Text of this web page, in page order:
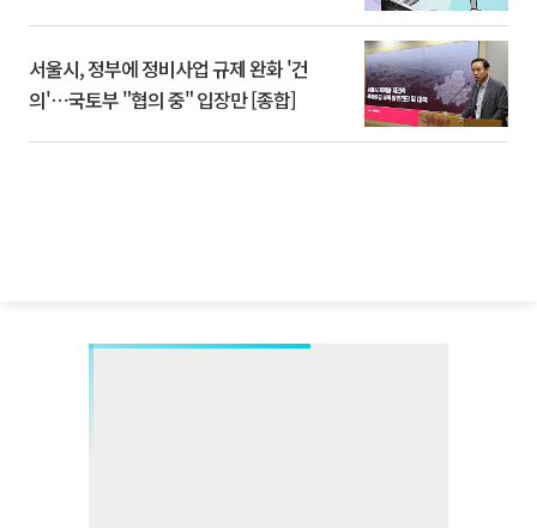
서울시, 정부에 정비사업 규제 완화 '건
의'⋯국토부 "협의 중" 입장만 [종합]